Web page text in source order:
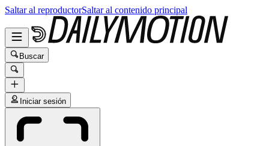
Saltar al reproductorSaltar al contenido principal
Buscar
Iniciar sesión